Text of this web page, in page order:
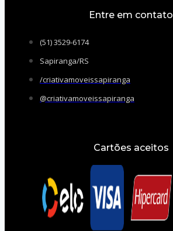
Entre em contato
(51) 3529-6174
Sapiranga/RS
/criativamoveissapiranga
@criativamoveissapiranga
Cartões aceitos